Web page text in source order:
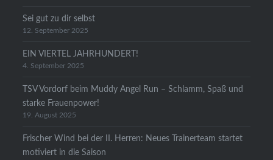
Sei gut zu dir selbst
12. September 2025
EIN VIERTEL JAHRHUNDERT!
4. September 2025
TSV Vordorf beim Muddy Angel Run – Schlamm, Spaß und
starke Frauenpower!
19. August 2025
Frischer Wind bei der II. Herren: Neues Trainerteam startet
motiviert in die Saison